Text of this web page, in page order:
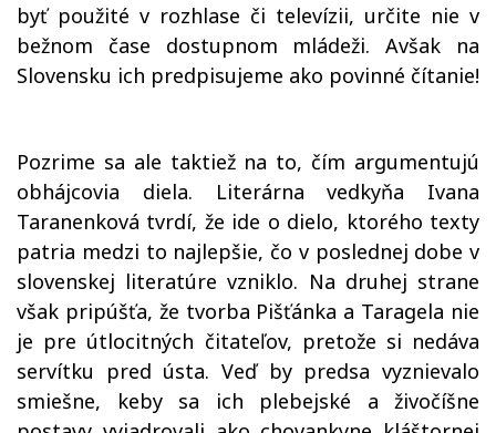
byť použité v rozhlase či televízii, určite nie v
bežnom čase dostupnom mládeži. Avšak na
Slovensku ich predpisujeme ako povinné čítanie!
Pozrime sa ale taktiež na to, čím argumentujú
obhájcovia diela. Literárna vedkyňa Ivana
Taranenková tvrdí, že ide o dielo, ktorého texty
patria medzi to najlepšie, čo v poslednej dobe v
slovenskej literatúre vzniklo. Na druhej strane
však pripúšťa, že tvorba Pišťánka a Taragela nie
je pre útlocitných čitateľov, pretože si nedáva
servítku pred ústa. Veď by predsa vyznievalo
smiešne, keby sa ich plebejské a živočíšne